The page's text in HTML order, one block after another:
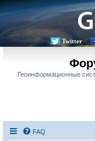
Twitter
Геоинформационные
FAQ